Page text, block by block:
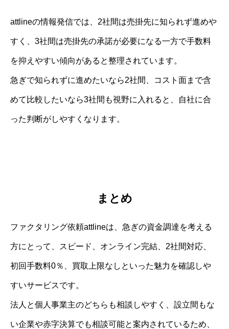
attlineの情報発信では、2社間は売掛先に知られず進めや
すく、3社間は売掛先の承諾が必要になる一方で手数料
を抑えやすい傾向があると整理されています。
急ぎで知られずに進めたいなら2社間、コスト面まで含
めて比較したいなら3社間も視野に入れると、自社に合
った判断がしやすくなります。
まとめ
ファクタリング依頼attlineは、急ぎの資金調達を考える
方にとって、スピード、オンライン完結、2社間対応、
初回手数料0％、買取上限なしといった魅力を確認しや
すいサービスです。
法人と個人事業主のどちらも相談しやすく、設立間もな
い企業や赤字決算でも相談可能と案内されているため、